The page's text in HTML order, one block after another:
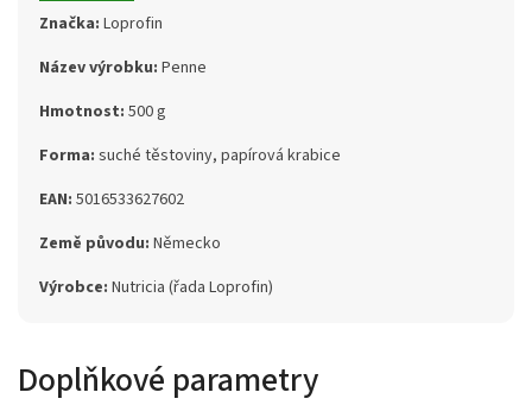
Značka: Loprofin
Název výrobku: Penne
Hmotnost: 500 g
Forma: suché těstoviny, papírová krabice
EAN: 5016533627602
Země původu: Německo
Výrobce: Nutricia (řada Loprofin)
Doplňkové parametry